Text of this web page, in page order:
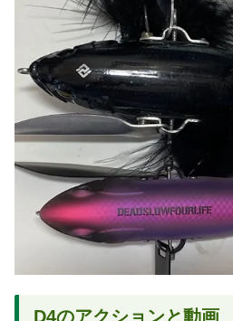
D4のアクションと動画